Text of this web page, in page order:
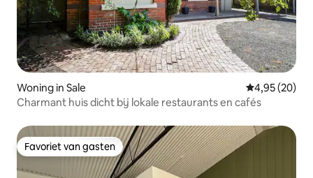
Woning in Sale Gemiddelde
4,95 (20)
Charmant huis dicht bij lokale restaurants en cafés
Favoriet van gasten
Favoriet van gasten